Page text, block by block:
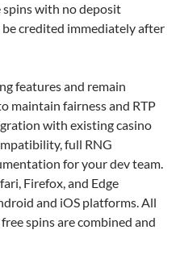
spins with no deposit
credited immediately after
features and remain
maintain fairness and RTP
with existing casino
full RNG
for your dev team.
Firefox, and Edge
and iOS platforms. All
spins are combined and